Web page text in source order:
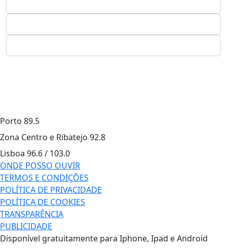
Porto 89.5
Zona Centro e Ribatejo 92.8
Lisboa 96.6 / 103.0
ONDE POSSO OUVIR
TERMOS E CONDIÇÕES
POLÍTICA DE PRIVACIDADE
POLÍTICA DE COOKIES
TRANSPARÊNCIA
PUBLICIDADE
Disponível gratuitamente para Iphone, Ipad e Android